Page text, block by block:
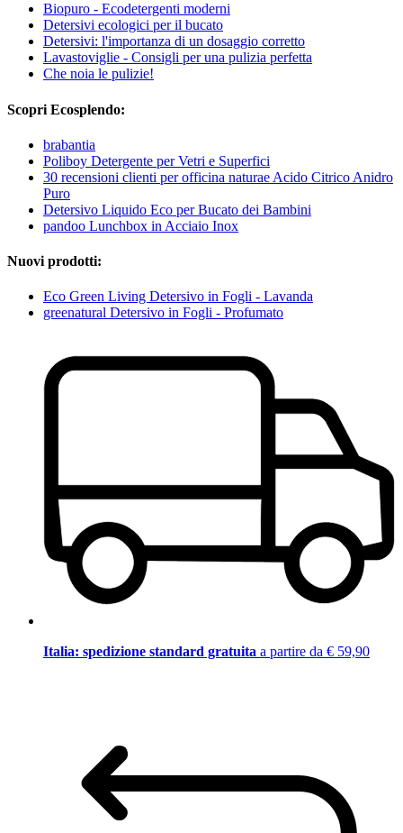
Biopuro - Ecodetergenti moderni
Detersivi ecologici per il bucato
Detersivi: l'importanza di un dosaggio corretto
Lavastoviglie - Consigli per una pulizia perfetta
Che noia le pulizie!
Scopri Ecosplendo:
brabantia
Poliboy Detergente per Vetri e Superfici
30 recensioni clienti per officina naturae Acido Citrico Anidro
Puro
Detersivo Liquido Eco per Bucato dei Bambini
pandoo Lunchbox in Acciaio Inox
Nuovi prodotti:
Eco Green Living Detersivo in Fogli - Lavanda
greenatural Detersivo in Fogli - Profumato
Italia: spedizione standard gratuita a partire da € 59,90